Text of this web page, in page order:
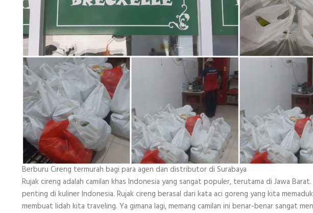
Berburu Cireng termurah bagi para agen dan distributor di Surabaya
Rujak cireng adalah camilan khas Indonesia yang sangat populer, terutama di Jawa
penting di kuliner Indonesia. Rujak cireng berasal dari kata aci goreng yang kita
membuat lidah kita traveling. Ya gimana lagi, memang camilan ini benar-benar sangat